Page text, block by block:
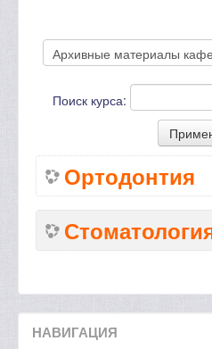
Поиск курса:
Ортодонтия
НАВИГАЦИЯ